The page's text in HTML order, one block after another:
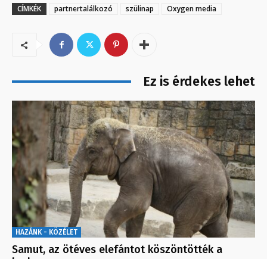
CÍMKÉK partnertalálkozó szülinap Oxygen media
Ez is érdekes lehet
HAZÁNK - KÖZÉLET
Samut, az ötéves elefántot köszöntötték a